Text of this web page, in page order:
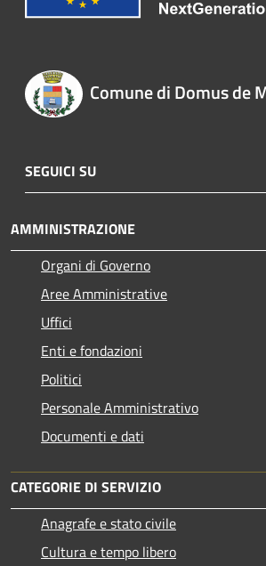
Comune di Domus de
SEGUICI SU
AMMINISTRAZIONE
Organi di Governo
Aree Amministrative
Uffici
Enti e fondazioni
Politici
Personale Amministrativo
Documenti e dati
CATEGORIE DI SERVIZIO
Anagrafe e stato civile
Cultura e tempo libero